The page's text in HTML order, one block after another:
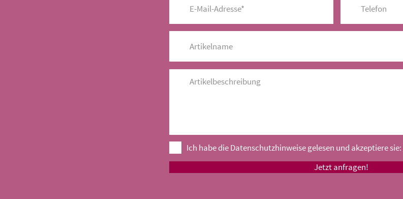
Ich habe die Datenschutzhinweise gelesen und akzeptiere sie:
Jetzt anfragen!